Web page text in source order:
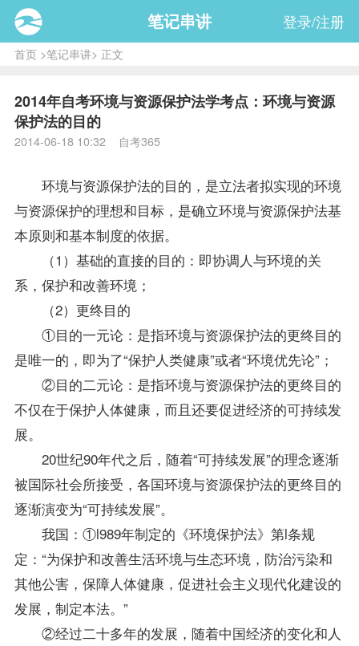
笔记串讲 登录/注册
首页>笔记串讲> 正文
2014年自考环境与资源保护法学考点：环境与资源
保护法的目的
2014-06-18 10:32 自考365
环境与资源保护法的目的，是立法者拟实现的环境
与资源保护的理想和目标，是确立环境与资源保护法基
本原则和基本制度的依据。
（1）基础的直接的目的：即协调人与环境的关
系，保护和改善环境；
（2）更终目的
①目的一元论：是指环境与资源保护法的更终目的
是唯一的，即为了“保护人类健康”或者“环境优先论”；
②目的二元论：是指环境与资源保护法的更终目的
不仅在于保护人体健康，而且还要促进经济的可持续发
展。
20世纪90年代之后，随着“可持续发展”的理念逐渐
被国际社会所接受，各国环境与资源保护法的更终目的
逐渐演变为“可持续发展”。
我国：①l989年制定的《环境保护法》第l条规
定：“为保护和改善生活环境与生态环境，防治污染和
其他公害，保障人体健康，促进社会主义现代化建设的
发展，制定本法。”
②经过二十多年的发展，随着中国经济的变化和人